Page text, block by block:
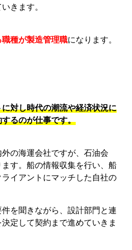
きます。
種が製造管理職になります。
対し時代の潮流や経済状況に
るのが仕事です。
の海運会社ですが、石油会
す。船の情報収集を行い、船
イアントにマッチした自社の
を聞きながら、設計部門と連
定して契約まで進めていきま